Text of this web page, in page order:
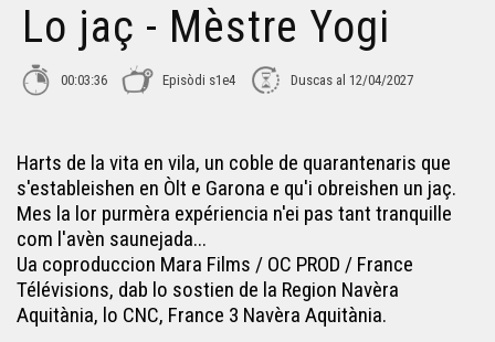
La story - Lo jaç
Lo jaç - Manon 2
Lo jaç - Mèstre Yogi
00:03:36 Episòdi s1e4 Duscas al 12/04/2027
Harts de la vita en vila, un coble de quarantenaris que
s'estableishen en Òlt e Garona e qu'i obreishen un jaç.
Mes la lor purmèra expériencia n'ei pas tant tranquille
com l'avèn saunejada...
Ua coproduccion Mara Films / OC PROD / France
Télévisions, dab lo sostien de la Region Navèra
Aquitània, lo CNC, France 3 Navèra Aquitània.